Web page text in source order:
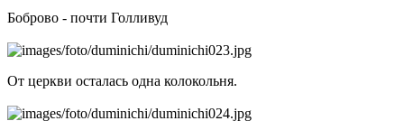
Боброво - почти Голливуд
От церкви осталась одна колокольня.